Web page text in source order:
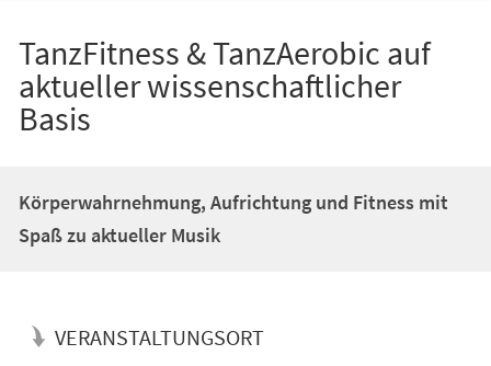
TanzFitness & TanzAerobic auf
aktueller wissenschaftlicher
Basis
Körperwahrnehmung, Aufrichtung und Fitness mit
Spaß zu aktueller Musik
VERANSTALTUNGSORT